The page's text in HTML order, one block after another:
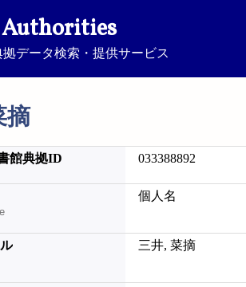
データ検索・提供サービス
摘
館典拠ID 033388892
個人名
三井, 菜摘